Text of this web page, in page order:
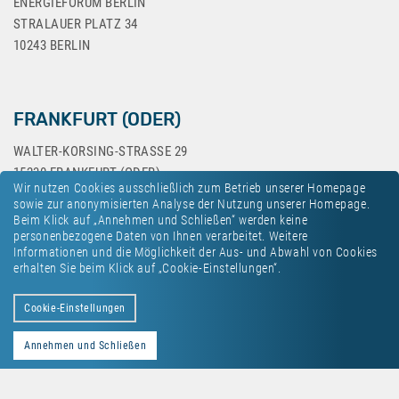
Wir nutzen Cookies ausschließlich zum Betrieb unserer Homepage
sowie zur anonymisierten Analyse der Nutzung unserer Homepage.
Beim Klick auf „Annehmen und Schließen“ werden keine
personenbezogene Daten von Ihnen verarbeitet. Weitere
Informationen und die Möglichkeit der Aus- und Abwahl von Cookies
erhalten Sie beim Klick auf „Cookie-Einstellungen“.
Cookie-Einstellungen
Annehmen und Schließen
STRALAUER PLATZ 34
10243 BERLIN
FRANKFURT (ODER)
WALTER-KORSING-STRASSE 29
15230 FRANKFURT (ODER)